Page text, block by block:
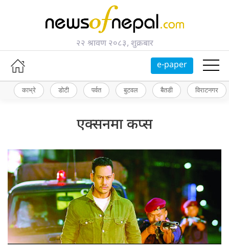
२२ श्रावण २०८३, शुक्रबार
e-paper
काभ्रे डोटी पर्वत बुटवल बैतडी विराटनगर
एक्सनमा कप्स